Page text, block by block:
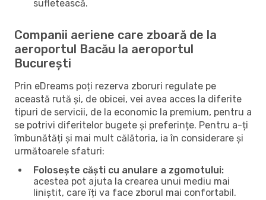
sufletească.
Companii aeriene care zboară de la
aeroportul Bacău la aeroportul
București
Prin eDreams poți rezerva zboruri regulate pe
această rută și, de obicei, vei avea acces la diferite
tipuri de servicii, de la economic la premium, pentru a
se potrivi diferitelor bugete și preferințe. Pentru a-ți
îmbunătăți și mai mult călătoria, ia în considerare și
următoarele sfaturi:
Folosește căști cu anulare a zgomotului:
acestea pot ajuta la crearea unui mediu mai
liniștit, care îți va face zborul mai confortabil.